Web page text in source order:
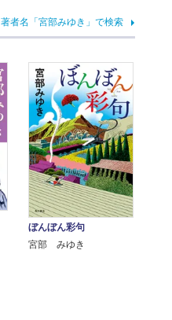
著者名「宮部みゆき」で検索
ぼんぼん彩句
宮部 みゆき